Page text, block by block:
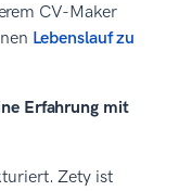
CV-Maker
Lebenslauf zu
Erfahrung mit
Zety ist